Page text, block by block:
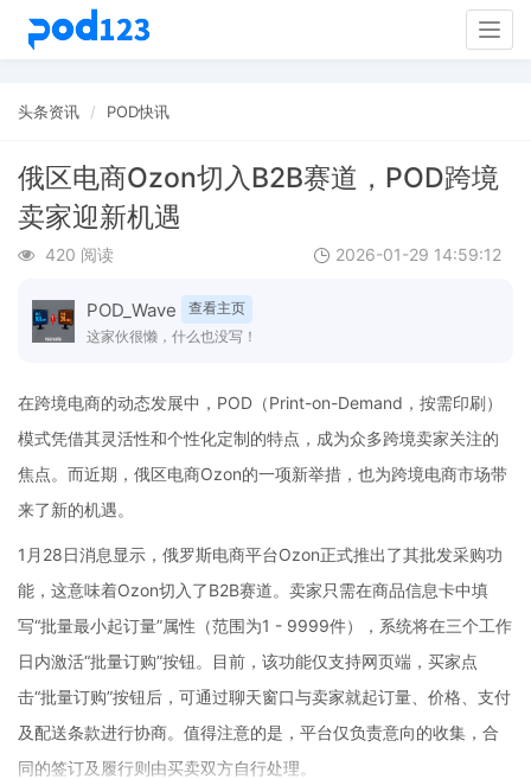
头条资讯 POD快讯
俄区电商Ozon切入B2B赛道，POD跨境
卖家迎新机遇
420 阅读 2026-01-29 14:59:12
POD_Wave
查看主页
这家伙很懒，什么也没写！
在跨境电商的动态发展中，POD（Print-on-Demand，按需印刷）
模式凭借其灵活性和个性化定制的特点，成为众多跨境卖家关注的
焦点。而近期，俄区电商Ozon的一项新举措，也为跨境电商市场带
来了新的机遇。
1月28日消息显示，俄罗斯电商平台Ozon正式推出了其批发采购功
能，这意味着Ozon切入了B2B赛道。卖家只需在商品信息卡中填
写“批量最小起订量”属性（范围为1 - 9999件），系统将在三个工作
日内激活“批量订购”按钮。目前，该功能仅支持网页端，买家点
击“批量订购”按钮后，可通过聊天窗口与卖家就起订量、价格、支付
及配送条款进行协商。值得注意的是，平台仅负责意向的收集，合
同的签订及履行则由买卖双方自行处理。